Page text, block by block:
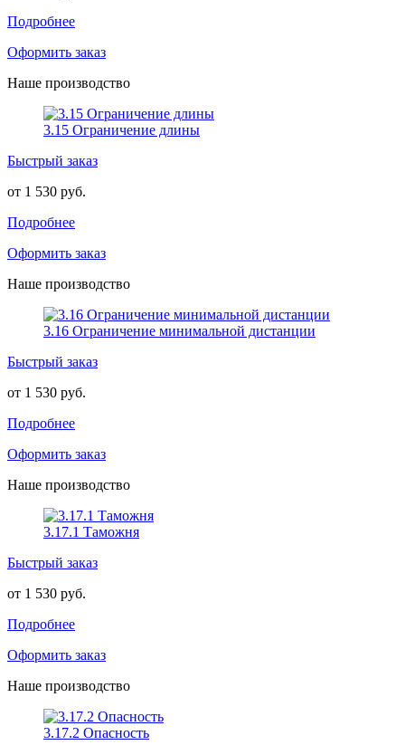
Подробнее
Оформить заказ
Наше производство
3.15 Ограничение длины
Быстрый заказ
от 1 530 руб.
Подробнее
Оформить заказ
Наше производство
3.16 Ограничение минимальной дистанции
Быстрый заказ
от 1 530 руб.
Подробнее
Оформить заказ
Наше производство
3.17.1 Таможня
Быстрый заказ
от 1 530 руб.
Подробнее
Оформить заказ
Наше производство
3.17.2 Опасность